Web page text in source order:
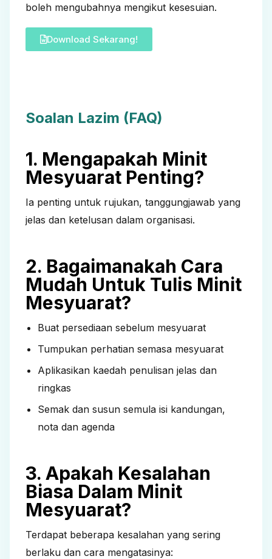
boleh mengubahnya mengikut kesesuian.
Download Sekarang!
Soalan Lazim (FAQ)
1. Mengapakah Minit
Mesyuarat Penting?
Ia penting untuk rujukan, tanggungjawab yang
jelas dan ketelusan dalam organisasi.
2. Bagaimanakah Cara
Mudah Untuk Tulis Minit
Mesyuarat?
Buat persediaan sebelum mesyuarat
Tumpukan perhatian semasa mesyuarat
Aplikasikan kaedah penulisan jelas dan
ringkas
Semak dan susun semula isi kandungan,
nota dan agenda
3. Apakah Kesalahan
Biasa Dalam Minit
Mesyuarat?
Terdapat beberapa kesalahan yang sering
berlaku dan cara mengatasinya: